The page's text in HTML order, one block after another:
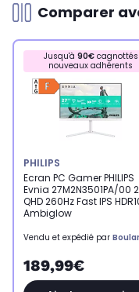
Comparer
Jusqu'à 90€cagnottés
nouveaux adhérents
PHILIPS
Ecran PC Gamer PHILIPS
Evnia 27M2N3501PA/00
QHD 260Hz Fast IPS
Ambiglow
Vendu et expédié par
189,99€